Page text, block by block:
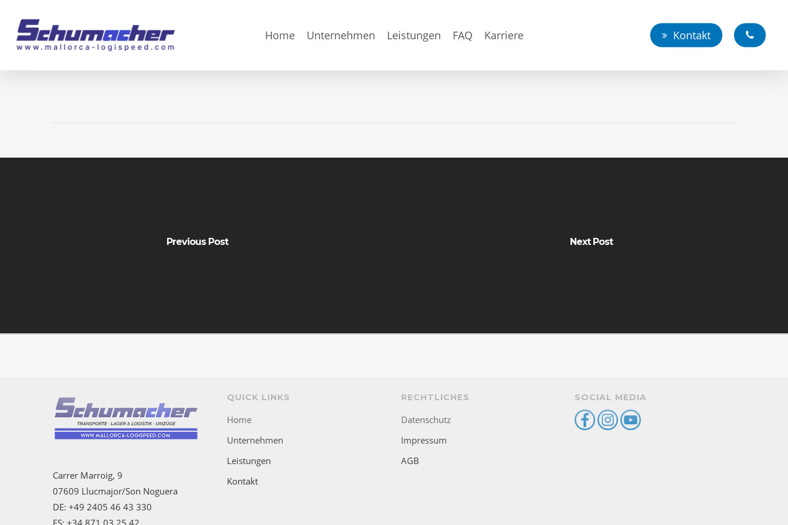
main
Home Unternehmen Leistungen FAQ Karriere Kontakt
Previous Post Next Post
Carrer Marroig, 9
07609 Llucmajor/Son Noguera
DE: +49 2405 46 43 330
ES: +34 871 03 25 42
QUICK LINKS
Home
Unternehmen
Leistungen
Kontakt
RECHTLICHES
Datenschutz
Impressum
AGB
SOCIAL MEDIA